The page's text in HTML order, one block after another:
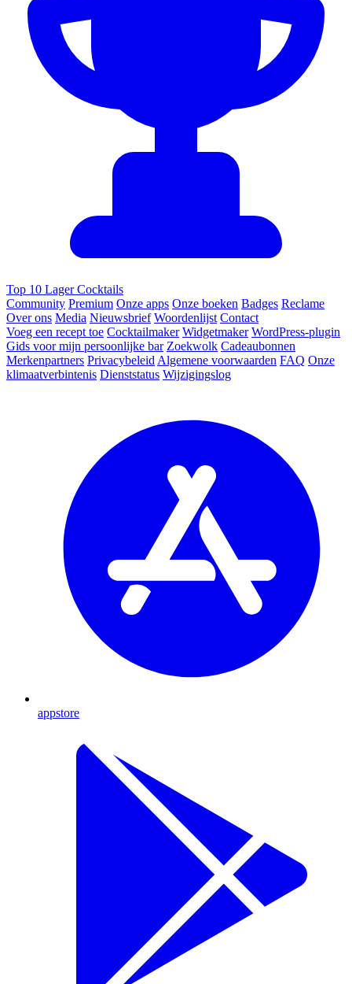
Top 10 Lager Cocktails
Community Premium Onze apps Onze boeken Badges Reclame
Over ons Media Nieuwsbrief Woordenlijst Contact
Voeg een recept toe Cocktailmaker Widgetmaker WordPress-plugin
Gids voor mijn persoonlijke bar Zoekwolk Cadeaubonnen
Merkenpartners Privacybeleid Algemene voorwaarden FAQ Onze
klimaatverbintenis Dienststatus Wijzigingslog
appstore